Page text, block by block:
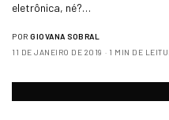
eletrônica, né?…
POR GIOVANA SOBRAL
11 DE JANEIRO DE 2019
1 MIN DE